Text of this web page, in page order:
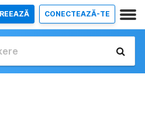
CONECTEAZĂ-TE